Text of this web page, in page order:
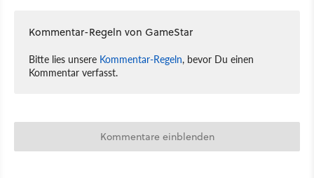
Kommentar-Regeln von GameStar
Bitte lies unsere Kommentar-Regeln, bevor Du einen
Kommentar verfasst.
Kommentare einblenden